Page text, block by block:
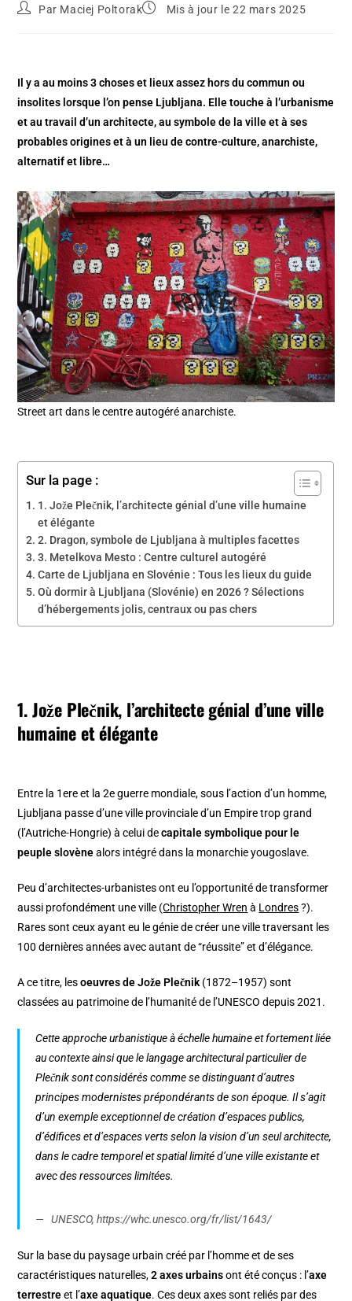
Par Maciej Poltorak Mis à jour le 22 mars 2025
Il y a au moins 3 choses et lieux assez hors du commun ou
insolites lorsque l’on pense Ljubljana. Elle touche à l’urbanisme
et au travail d’un architecte, au symbole de la ville et à ses
probables origines et à un lieu de contre-culture, anarchiste,
alternatif et libre…
Street art dans le centre autogéré anarchiste.
Sur la page :
1. Jože Plečnik, l’architecte génial d’une ville humaine
et élégante
2. Dragon, symbole de Ljubljana à multiples facettes
3. Metelkova Mesto : Centre culturel autogéré
Carte de Ljubljana en Slovénie : Tous les lieux du guide
Où dormir à Ljubljana (Slovénie) en 2026 ? Sélections
d’hébergements jolis, centraux ou pas chers
1. Jože Plečnik, l’architecte génial d’une ville
humaine et élégante
Entre la 1ere et la 2e guerre mondiale, sous l’action d’un homme,
Ljubljana passe d’une ville provinciale d’un Empire trop grand
(l’Autriche-Hongrie) à celui decapitale symbolique pour le
peuple slovènealors intégré dans la monarchie yougoslave.
Peu d’architectes-urbanistes ont eu l’opportunité de transformer
aussi profondément une ville (Christopher Wren à Londres?).
Rares sont ceux ayant eu le génie de créer une ville traversant les
100 dernières années avec autant de “réussite” et d’élégance.
A ce titre, lesoeuvres de Jože Plečnik (1872–1957) sont
classées au patrimoine de l’humanité de l’UNESCO depuis 2021.
Cette approche urbanistique à échelle humaine et fortement liée
au contexte ainsi que le langage architectural particulier de
Plečnik sont considérés comme se distinguant d’autres
principes modernistes prépondérants de son époque. Il s’agit
d’un exemple exceptionnel de création d’espaces publics,
d’édifices et d’espaces verts selon la vision d’un seul architecte,
dans le cadre temporel et spatial limité d’une ville existante et
avec des ressources limitées.
UNESCO, https://whc.unesco.org/fr/list/1643/
Sur la base du paysage urbain créé par l’homme et de ses
caractéristiques naturelles,2 axes urbainsont été conçus : l’axe
terrestreet l’axe aquatique. Ces deux axes sont reliés par des